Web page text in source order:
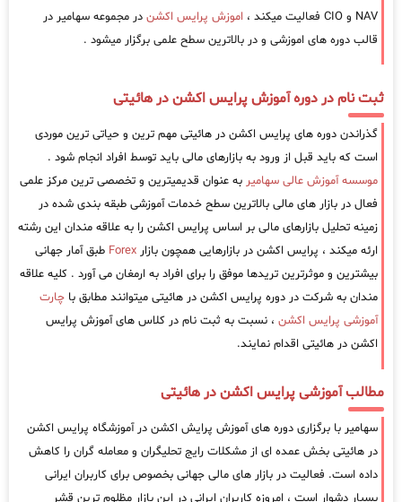
NAV و CIO فعالیت میکند ،
اموزش پرایس اکشن در مجموعه سهامیر در
قالب دوره های اموزشی و در بالاترین سطح علمی برگزار میشود .
ثبت نام در دوره آموزش پرایس اکشن در هائیتی
گذراندن دوره های پرایس اکشن در هائیتی مهم ترین و حیاتی ترین موردی
است که باید قبل از ورود به بازارهای مالی باید توسط افراد انجام شود .
موسسه آموزش عالی سهامیر به عنوان قدیمیترین و تخصصی ترین مرکز علمی
فعال در بازار های مالی بالاترین سطح خدمات آموزشی طبقه بندی شده در
زمینه تحلیل بازارهای مالی بر اساس پرایس اکشن را به علاقه مندان این رشته
ارئه میکند ، پرایس اکشن در بازارهایی همچون بازار Forex طبق آمار جهانی
بیشترین و موثرترین تریدها موفق را برای افراد به ارمغان می آورد . کلیه علاقه
مندان به شرکت در دوره پرایس اکشن در هائیتی میتوانند مطابق با چارت
آموزشی پرایس اکشن ، نسبت به ثبت نام در کلاس های آموزش پرایس
اکشن در هائیتی اقدام نمایند.
مطالب آموزشی پرایس اکشن در هائیتی
سهامیر با برگزاری دوره های آموزش پرایش اکشن در آموزشگاه پرایس اکشن
در هائیتی بخش عمده ای از مشکلات رایج تحلیگران و معامله گران را کاهش
داده است. فعالیت در بازار های مالی جهانی بخصوص برای کاربران ایرانی
بسیار دشوار است ، امروزه کاربران ایرانی در این بازار مظلوم ترین قشر